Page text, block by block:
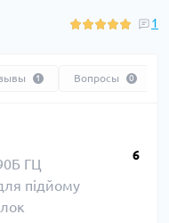
1
1 Вопросы 0
6